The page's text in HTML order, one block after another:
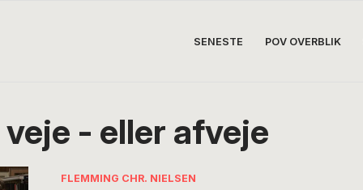
SENESTE POV OVERBLIK
- eller afveje
FLEMMING CHR. NIELSEN